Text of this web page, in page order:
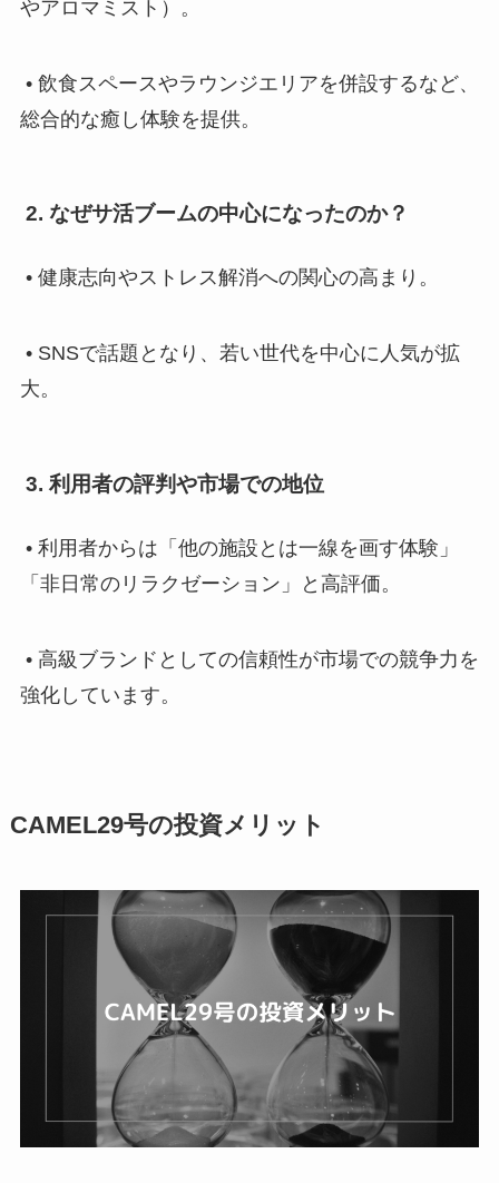
やアロマミスト）。
• 飲食スペースやラウンジエリアを併設するなど、
総合的な癒し体験を提供。
2. なぜサ活ブームの中心になったのか？
• 健康志向やストレス解消への関心の高まり。
• SNSで話題となり、若い世代を中心に人気が拡
大。
3. 利用者の評判や市場での地位
• 利用者からは「他の施設とは一線を画す体験」
「非日常のリラクゼーション」と高評価。
• 高級ブランドとしての信頼性が市場での競争力を
強化しています。
CAMEL29号の投資メリット